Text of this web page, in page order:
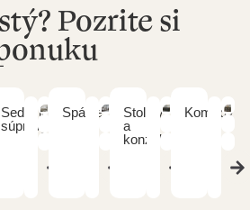
Pozrite si
Sedacie
súpravy
Spálne
Stolíky
a
konzoly
Komody